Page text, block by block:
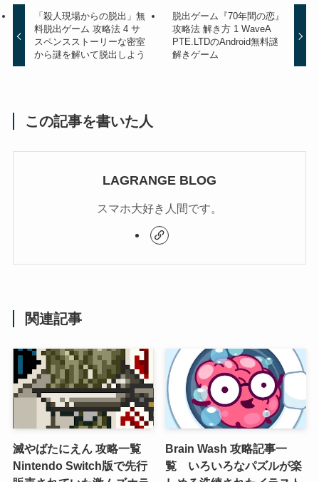
「殺人現場からの脱出」無
料脱出ゲーム 攻略法 4 サ
スペンスストーリーな密室
から謎を解いて脱出しよう
脱出ゲーム『70年間の恋』
攻略法 解き方 1 WaveA
PTE.LTDのAndroid無料謎
解きゲーム
この記事を書いた人
LAGRANGE BLOG
スマホ大好き人間です。
関連記事
滅やばたにえん 攻略一覧
Nintendo Switch版で先行
Brain Wash 攻略記事一
覧 いろいろなパズルが楽